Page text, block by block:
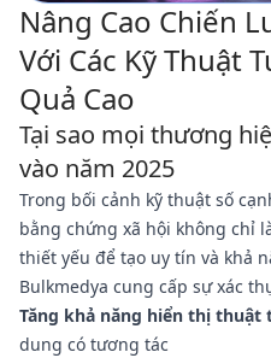
Nâng Cao Chiến
Với Các Kỹ Thuật
Quả Cao
Tại sao mọi thương
vào năm 2025
Trong bối cảnh kỹ thuật số
bằng chứng xã hội không chỉ
thiết yếu để tạo uy tín và khả
Bulkmedya cung cấp sự xác
Tăng khả năng hiển thị thuật
dung có tương tác